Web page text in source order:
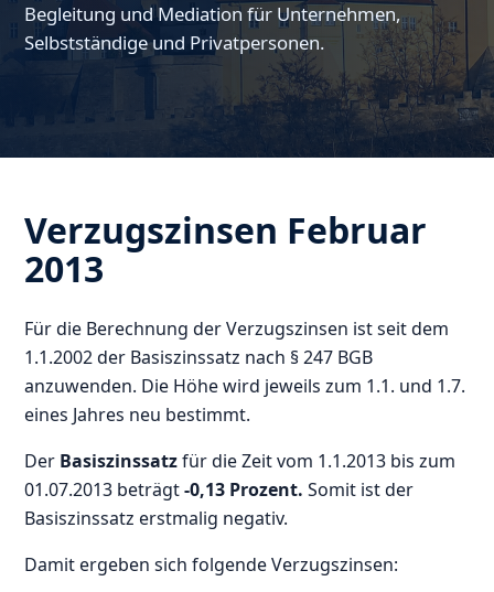
Begleitung und Mediation für Unternehmen,
Selbstständige und Privatpersonen.
Verzugszinsen Februar
2013
Für die Berechnung der Verzugszinsen ist seit dem
1.1.2002 der Basiszinssatz nach § 247 BGB
anzuwenden. Die Höhe wird jeweils zum 1.1. und 1.7.
eines Jahres neu bestimmt.
Der Basiszinssatzfür die Zeit vom 1.1.2013 bis zum
01.07.2013 beträgt-0,13 Prozent.Somit ist der
Basiszinssatz erstmalig negativ.
Damit ergeben sich folgende Verzugszinsen: